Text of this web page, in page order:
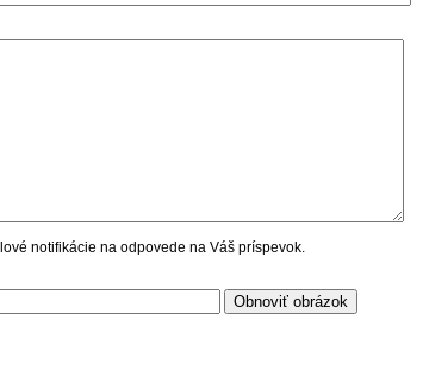
notifikácie na odpovede na Váš príspevok.